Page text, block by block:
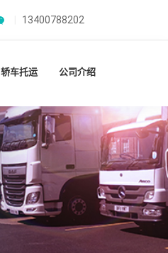
13400788202
轿车托运 公司介绍